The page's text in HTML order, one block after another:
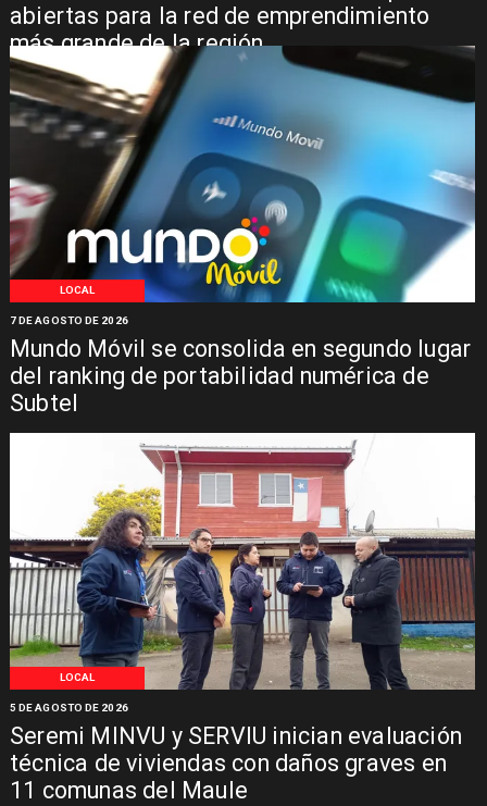
abiertas para la red de emprendimiento
más grande de la región
LOCAL
Mundo Móvil se consolida en segundo lugar
del ranking de portabilidad numérica de
Subtel
7 DE AGOSTO DE 2026
LOCAL
Seremi MINVU y SERVIU inician evaluación
técnica de viviendas con daños graves en
11 comunas del Maule
5 DE AGOSTO DE 2026